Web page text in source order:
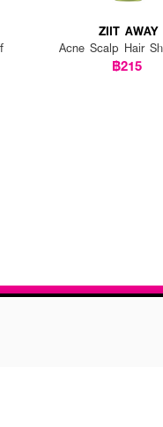
ZIIT AWAY
Acne Scalp Hair
฿215